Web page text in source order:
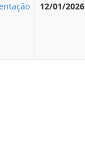
12/01/2026